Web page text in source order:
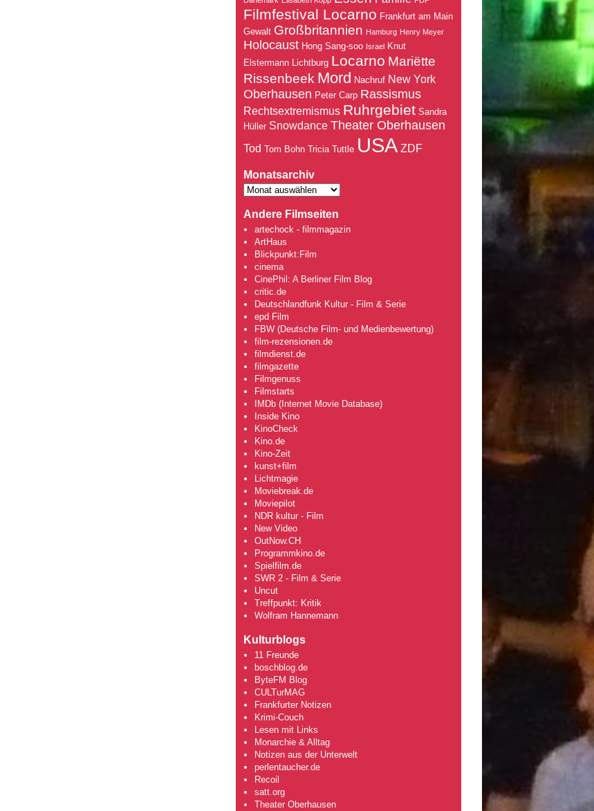
Filmfestival Locarno Frankfurt am Main
Gewalt Großbritannien Hamburg Henry Meyer
Holocaust Hong Sang-soo Israel Knut
Elstermann Lichtburg Locarno Mariëtte
Rissenbeek Mord Nachruf New York
Oberhausen Peter Carp Rassismus
Rechtsextremismus Ruhrgebiet Sandra
Hüller Snowdance Theater Oberhausen
Tod Tom Bohn Tricia Tuttle USA ZDF
Monatsarchiv
Andere Filmseiten
artechock - filmmagazin
ArtHaus
Blickpunkt:Film
cinema
CinePhil: A Berliner Film Blog
critic.de
Deutschlandfunk Kultur - Film & Serie
epd Film
FBW (Deutsche Film- und Medienbewertung)
film-rezensionen.de
filmdienst.de
filmgazette
Filmgenuss
Filmstarts
IMDb (Internet Movie Database)
Inside Kino
KinoCheck
Kino.de
Kino-Zeit
kunst+film
Lichtmagie
Moviebreak.de
Moviepilot
NDR kultur - Film
New Video
OutNow.CH
Programmkino.de
Spielfilm.de
SWR 2 - Film & Serie
Uncut
Treffpunkt: Kritik
Wolfram Hannemann
Kulturblogs
11 Freunde
boschblog.de
ByteFM Blog
CULTurMAG
Frankfurter Notizen
Krimi-Couch
Lesen mit Links
Monarchie & Alltag
Notizen aus der Unterwelt
perlentaucher.de
Recoil
satt.org
Theater Oberhausen